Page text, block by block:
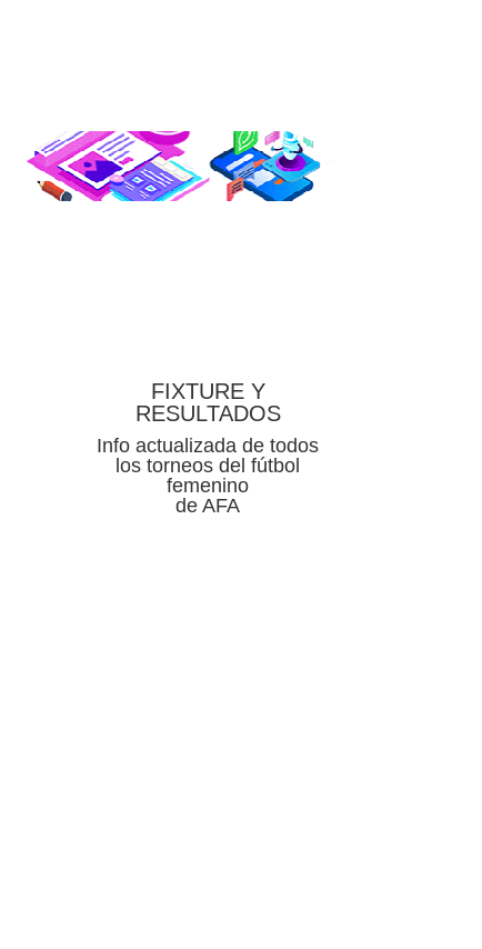
FIXTURE Y
RESULTADOS
Info actualizada de todos
los torneos del fútbol
femenino
de AFA